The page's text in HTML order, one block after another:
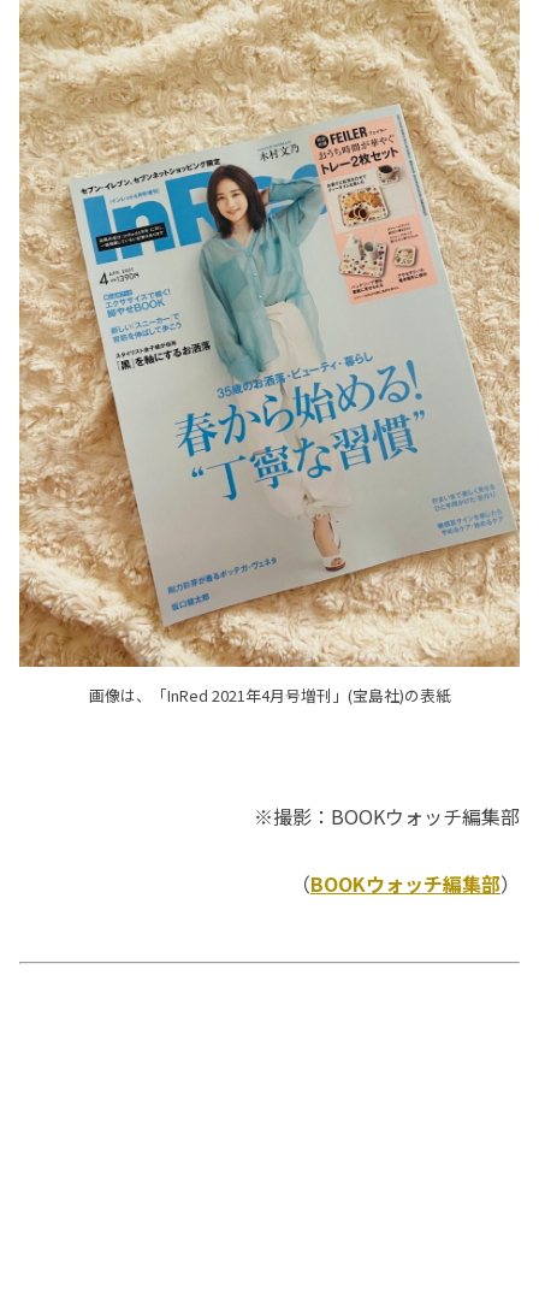
画像は、「InRed 2021年4月号増刊」(宝島社)の表紙
※撮影：BOOKウォッチ編集部
（BOOKウォッチ編集部）